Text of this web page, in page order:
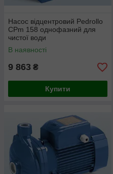
Насос відцентровий Pedrollo
CPm 158 однофазний для
чистої води
В наявності
9 863 ₴
Купити